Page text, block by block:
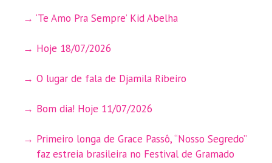
‘Te Amo Pra Sempre’ Kid Abelha
Hoje 18/07/2026
O lugar de fala de Djamila Ribeiro
Bom dia! Hoje 11/07/2026
Primeiro longa de Grace Passô, “Nosso Segredo”
faz estreia brasileira no Festival de Gramado